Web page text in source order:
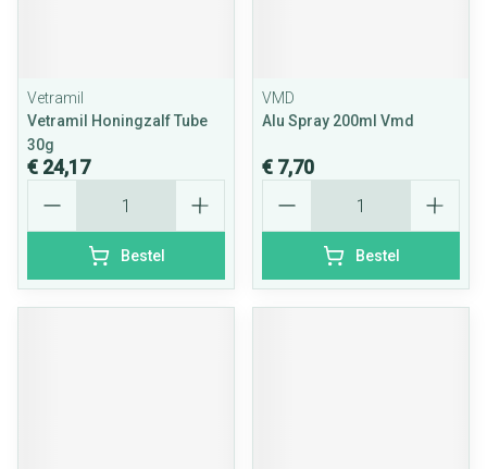
Vetramil
Vetramil Honingzalf Tube
30g
€ 24,17
Bestel
VMD
Alu Spray 200ml Vmd
€ 7,70
Bestel